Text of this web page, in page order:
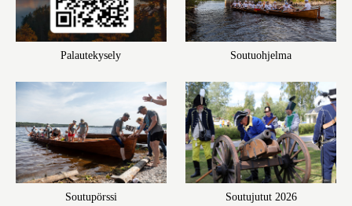
Palautekysely Soutuohjelma
Soutupörssi Soutujutut 2026